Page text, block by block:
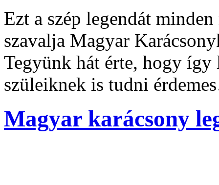
Ezt a szép legendát
szavalja Magyar
Tegyünk hát érte, hogy így
szüleiknek is tudni
Magyar karácsony